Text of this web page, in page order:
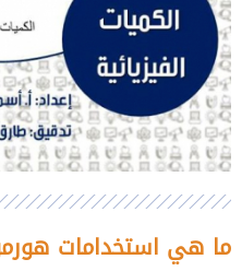
ما هي استخدامات